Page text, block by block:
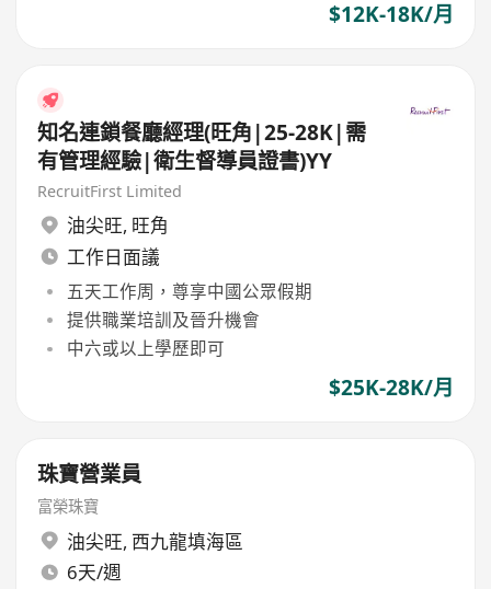
$12K-18K/月
知名連鎖餐廳經理(旺角|25-28K|需
有管理經驗|衛生督導員證書)YY
RecruitFirst Limited
油尖旺, 旺角
工作日面議
五天工作周，尊享中國公眾假期
提供職業培訓及晉升機會
中六或以上學歷即可
$25K-28K/月
珠寶營業員
富榮珠寶
油尖旺, 西九龍填海區
6天/週